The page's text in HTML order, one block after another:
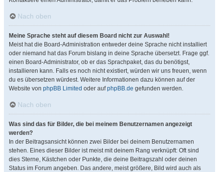
Nach oben
Meine Sprache steht auf diesem Board nicht zur Auswahl!
Meist hat die Board-Administration entweder deine Sprache nicht installiert
oder niemand hat das Forum bislang in deine Sprache übersetzt. Frage ggf.
einen Board-Administrator, ob er das Sprachpaket, das du benötigst,
installieren kann. Falls es noch nicht existiert, würden wir uns freuen, wenn
du es übersetzen würdest. Weitere Informationen dazu können auf der
Website von phpBB Limited oder aufphpBB.de gefunden werden.
Nach oben
Was sind das für Bilder, die bei meinem Benutzernamen angezeigt
werden?
In der Beitragsansicht können zwei Bilder bei deinem Benutzernamen
stehen. Eines dieser Bilder ist meist mit deinem Rang verknüpft: Oft sind
dies Sterne, Kästchen oder Punkte, die deine Beitragszahl oder deinen
Status im Forum angeben. Das andere, meist größere, Bild wird auch als